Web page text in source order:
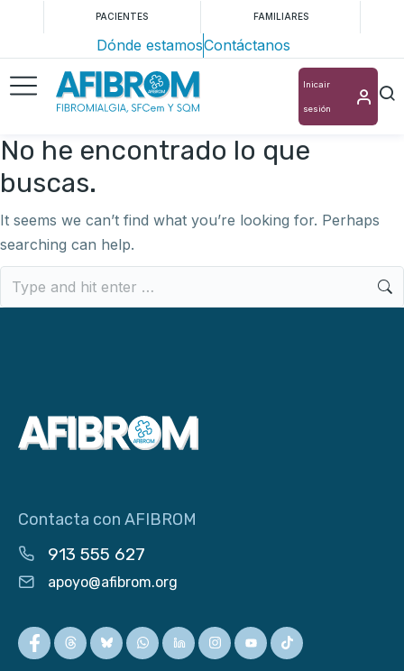
PACIENTES FAMILIARES
Dónde estamosContáctanos
Inicair
sesión
No he encontrado lo que
buscas.
It seems we can’t find what you’re looking for. Perhaps
searching can help.
Contacta con AFIBROM
913 555 627
apoyo@afibrom.org